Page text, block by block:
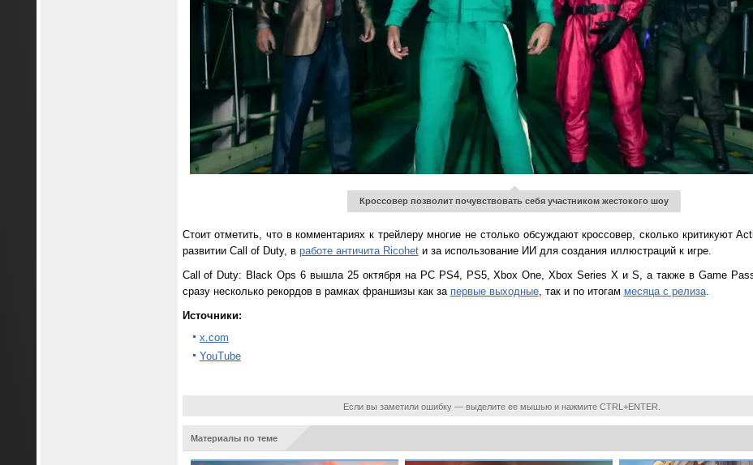
Кроссовер позволит почувствовать себя участником жестокого шоу
Стоит отметить, что в комментариях к трейлеру многие не столько обсуждают кроссовер, сколько критикуют
развитии Call of Duty, в работе античита Ricohetи за использование ИИ для создания иллюстраций к игре.
Call of Duty: Black Ops 6 вышла 25 октября на PC PS4, PS5, Xbox One, Xbox Series X и S, а также в Game
сразу несколько рекордов в рамках франшизы как за первые выходные, так и по итогам месяца с релиза.
Источники:
x.com
YouTube
Если вы заметили ошибку — выделите ее мышью и нажмите CTRL+ENTER.
Материалы по теме